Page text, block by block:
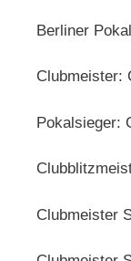
Berliner
Clubmeister:
Pokalsieger:
Clubmeister